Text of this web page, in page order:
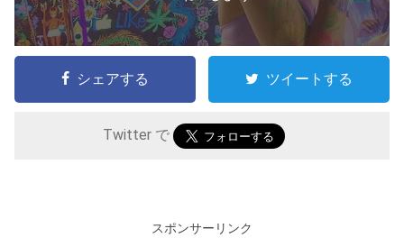
シェアする ツイートする
Twitter で
スポンサーリンク